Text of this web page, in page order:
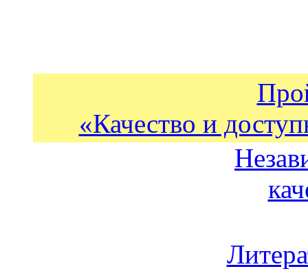
«Качество и